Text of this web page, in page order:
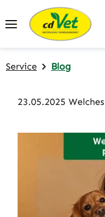
Zum Hauptinhalt
Service Blog
23.05.2025